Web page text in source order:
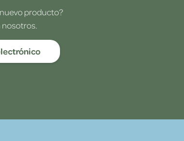
producto?
nosotros.